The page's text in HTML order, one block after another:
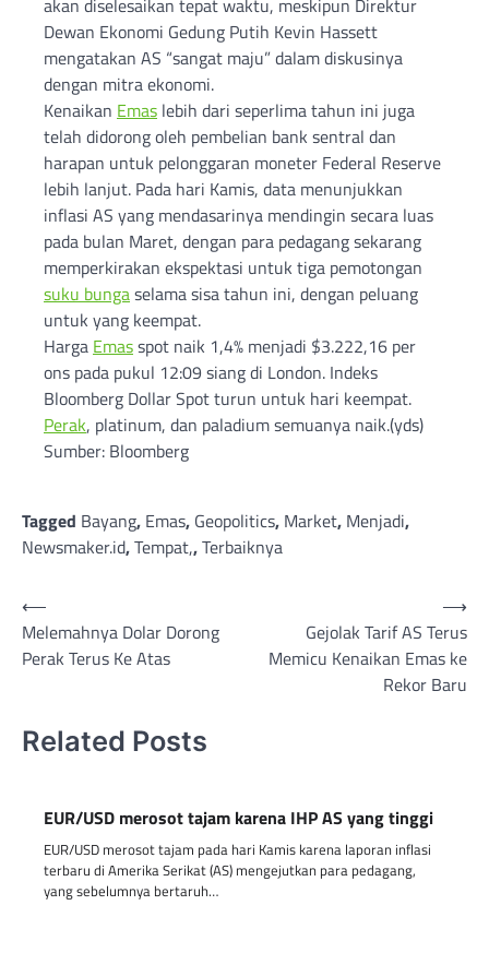
Dewan Ekonomi Gedung Putih Kevin Hassett
mengatakan AS “sangat maju” dalam diskusinya
dengan mitra ekonomi.
Kenaikan Emas lebih dari seperlima tahun ini juga
telah didorong oleh pembelian bank sentral dan
harapan untuk pelonggaran moneter Federal Reserve
lebih lanjut. Pada hari Kamis, data menunjukkan
inflasi AS yang mendasarinya mendingin secara luas
pada bulan Maret, dengan para pedagang sekarang
memperkirakan ekspektasi untuk tiga pemotongan
suku bungaselama sisa tahun ini, dengan peluang
untuk yang keempat.
Harga Emasspot naik 1,4% menjadi $3.222,16 per
ons pada pukul 12:09 siang di London. Indeks
Bloomberg Dollar Spot turun untuk hari keempat.
Perak, platinum, dan paladium semuanya naik.(yds)
Sumber: Bloomberg
Tagged Bayang, Emas, Geopolitics, Market, Menjadi,
Newsmaker.id,Tempat,,Terbaiknya
Post
navigation
⟵
Melemahnya Dolar Dorong
Perak Terus Ke Atas
Gejolak Tarif AS Terus
Memicu Kenaikan Emas ke
Rekor Baru
⟶
Related Posts
EUR/USD merosot tajam karena IHP AS yang tinggi
EUR/USD merosot tajam pada hari Kamis karena laporan inflasi
terbaru di Amerika Serikat (AS) mengejutkan para pedagang,
yang sebelumnya bertaruh…